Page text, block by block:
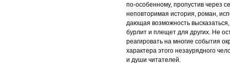
по-особенному, пропустив через
неповторимая история, роман,
дающая возможность
бурлит и плещет для других. Не
реагировать на многие события
характера этого незаурядного
и души читателей.